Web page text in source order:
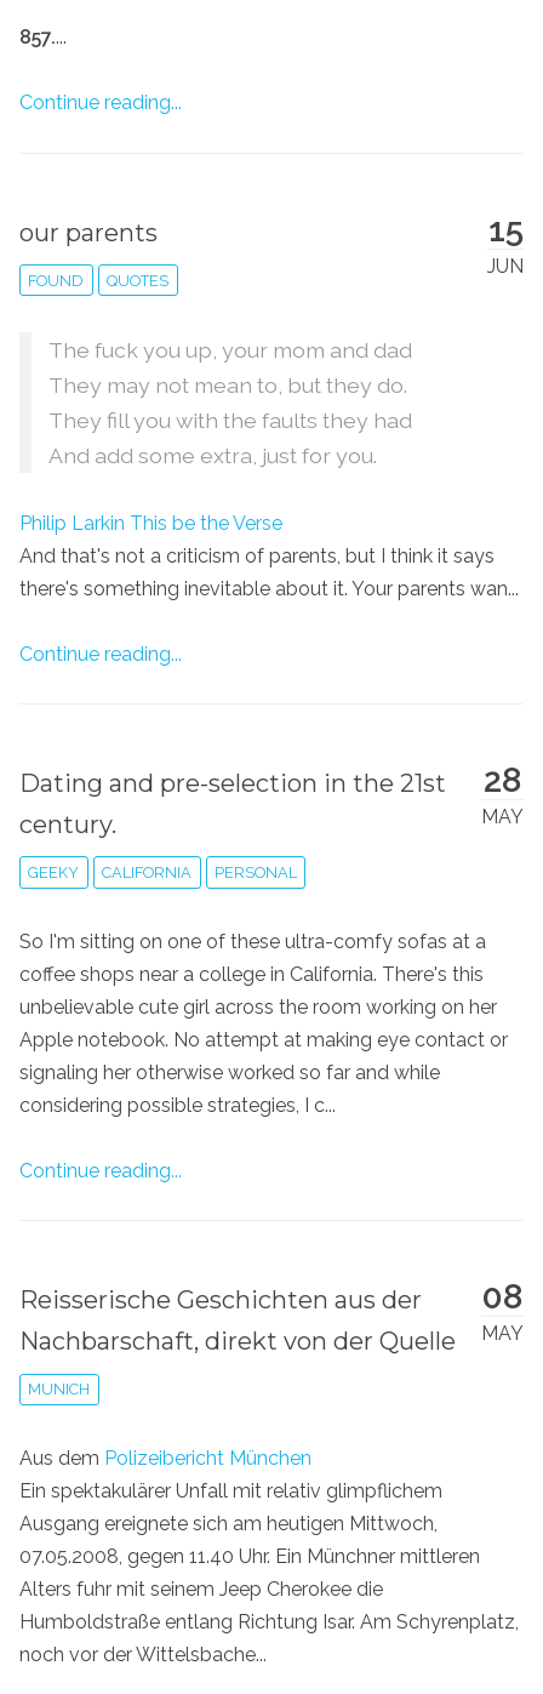
857....
Continue reading...
15
JUN
our parents
FOUND QUOTES
The fuck you up, your mom and dad
They may not mean to, but they do.
They fill you with the faults they had
And add some extra, just for you.
Philip Larkin This be the Verse
And that's not a criticism of parents, but I think it says
there's something inevitable about it. Your parents wan...
Continue reading...
28
MAY
Dating and pre-selection in the 21st
century.
GEEKY CALIFORNIA PERSONAL
So I'm sitting on one of these ultra-comfy sofas at a
coffee shops near a college in California. There's this
unbelievable cute girl across the room working on her
Apple notebook. No attempt at making eye contact or
signaling her otherwise worked so far and while
considering possible strategies, I c...
Continue reading...
08
MAY
Reisserische Geschichten aus der
Nachbarschaft, direkt von der Quelle
MUNICH
Aus dem Polizeibericht München
Ein spektakulärer Unfall mit relativ glimpflichem
Ausgang ereignete sich am heutigen Mittwoch,
07.05.2008, gegen 11.40 Uhr. Ein Münchner mittleren
Alters fuhr mit seinem Jeep Cherokee die
Humboldstraße entlang Richtung Isar. Am Schyrenplatz,
noch vor der Wittelsbache...